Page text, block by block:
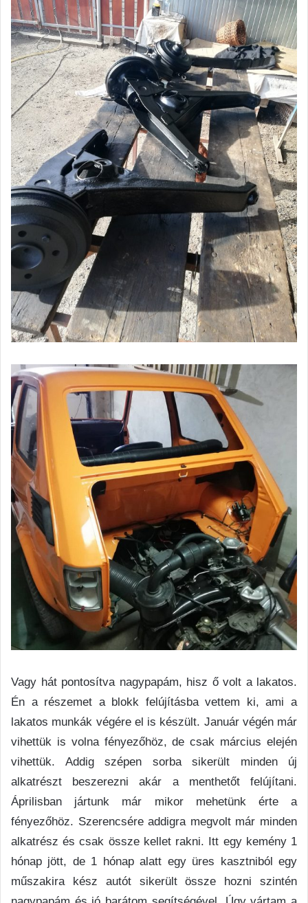
Vagy hát pontosítva nagypapám, hisz ő volt a lakatos.
Én a részemet a blokk felújításba vettem ki, ami a
lakatos munkák végére el is készült. Január végén már
vihettük is volna fényezőhöz, de csak március elején
vihettük. Addig szépen sorba sikerült minden új
alkatrészt beszerezni akár a menthetőt felújítani.
Áprilisban jártunk már mikor mehetünk érte a
fényezőhöz. Szerencsére addigra megvolt már minden
alkatrész és csak össze kellet rakni. Itt egy kemény 1
hónap jött, de 1 hónap alatt egy üres kasztniból egy
műszakira kész autót sikerült össze hozni szintén